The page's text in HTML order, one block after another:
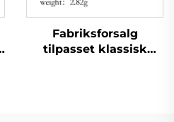
Fabriksforsalg
tilpasset klassisk